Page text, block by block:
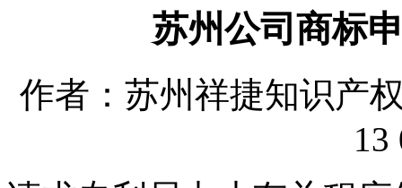
苏州公司商标
作者：苏州祥捷知识产
13